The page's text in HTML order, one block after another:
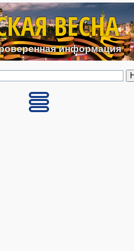
Перейти к основному
ВЕСНА
информация